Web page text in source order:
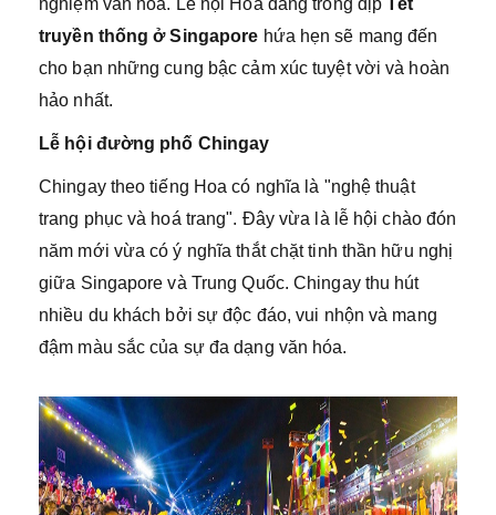
nghiệm văn hóa. Lễ hội Hoa đăng trong dịp
Tết
truyền thống ở Singapore hứa hẹn sẽ mang đến
cho bạn những cung bậc cảm xúc tuyệt vời và hoàn
hảo nhất.
Lễ hội đường phố Chingay
Chingay theo tiếng Hoa có nghĩa là "nghệ thuật
trang phục và hoá trang". Đây vừa là lễ hội chào đón
năm mới vừa có ý nghĩa thắt chặt tinh thần hữu nghị
giữa Singapore và Trung Quốc. Chingay thu hút
nhiều du khách bởi sự độc đáo, vui nhộn và mang
đậm màu sắc của sự đa dạng văn hóa.